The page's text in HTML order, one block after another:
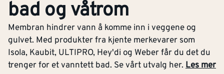
bad og våtrom
Membran hindrer vann å komme inn i veggene og
gulvet. Med produkter fra kjente merkevarer som
Isola, Kaubit, ULTIPRO, Hey'di og Weber får du det du
trenger for et vanntett bad. Se vårt utvalg her. Les mer